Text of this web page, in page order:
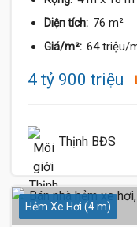
Diện tích: 76 m²
Giá/m²: 64 triệu/
4 tỷ 900 triệu
Thịnh BĐS
Hẻm Xe Hơi (4 m)